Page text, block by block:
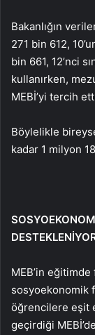
Bakanlığın
271 bin 612,
bin 661, 12’nci
kullanırken,
MEBİ’yi tercih
Böylelikle
kadar 1 milyon
MEB’in
sosyoekonomik
öğrencilere eşit
geçirdiği